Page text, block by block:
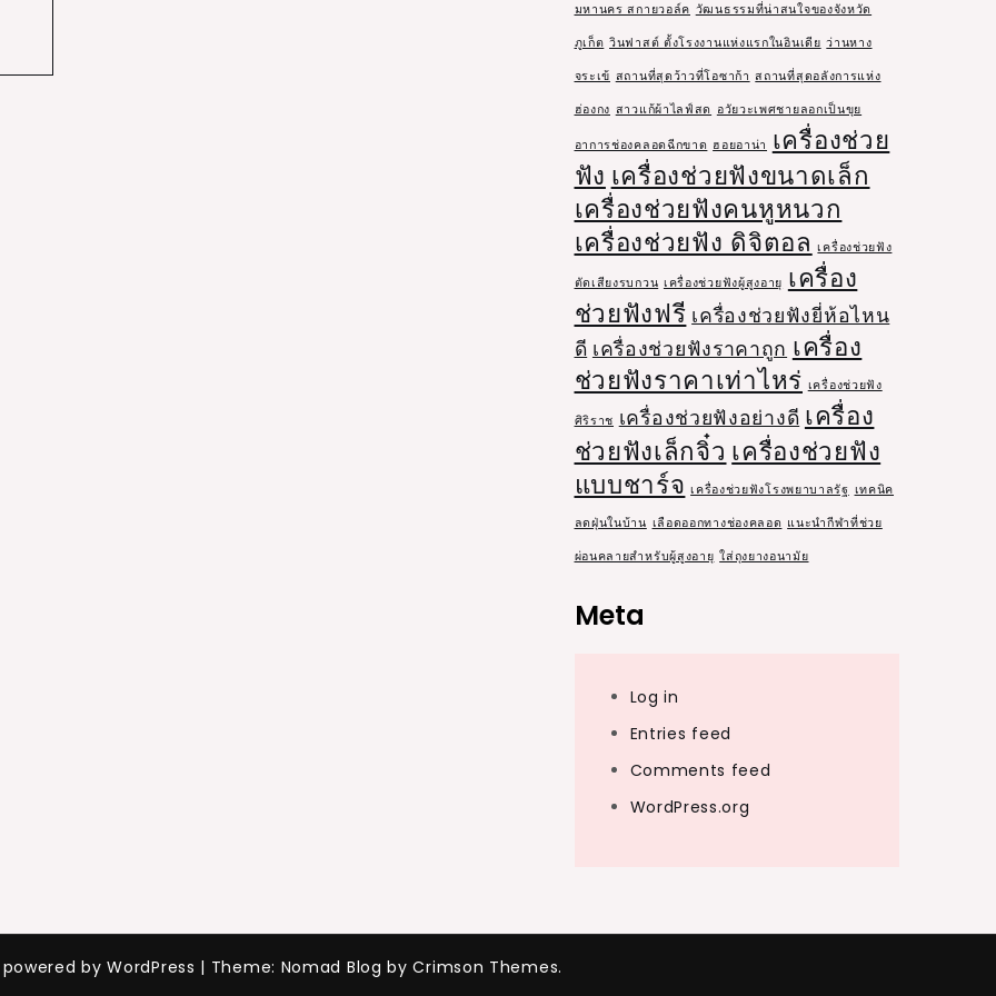
มหานคร สกายวอล์ค วัฒนธรรมที่น่าสนใจของจังหวัด
ภูเก็ต วินฟาสต์ ตั้งโรงงานแห่งแรกในอินเดีย ว่านหาง
จระเข้ สถานที่สุดว้าวที่โอซาก้า สถานที่สุดอลังการแห่ง
ฮ่องกง สาวแก้ผ้าไลฟ์สด อวัยวะเพศชายลอกเป็นขุย
อาการช่องคลอดฉีกขาด ฮอยอาน่า เครื่องช่วย
ฟัง เครื่องช่วยฟังขนาดเล็ก
เครื่องช่วยฟังคนหูหนวก
เครื่องช่วยฟัง ดิจิตอล เครื่องช่วยฟัง
ตัดเสียงรบกวน เครื่องช่วยฟังผู้สูงอายุ เครื่อง
ช่วยฟังฟรี เครื่องช่วยฟังยี่ห้อไหน
ดี เครื่องช่วยฟังราคาถูก เครื่อง
ช่วยฟังราคาเท่าไหร่ เครื่องช่วยฟัง
ศิริราช เครื่องช่วยฟังอย่างดี เครื่อง
ช่วยฟังเล็กจิ๋ว เครื่องช่วยฟัง
แบบชาร์จ เครื่องช่วยฟังโรงพยาบาลรัฐ เทคนิค
ลดฝุ่นในบ้าน เลือดออกทางช่องคลอด แนะนำกีฬาที่ช่วย
ผ่อนคลายสำหรับผู้สูงอายุ ใส่ถุงยางอนามัย
Meta
Log in
Entries feed
Comments feed
WordPress.org
by WordPress | Theme: Nomad Blog by Crimson Themes.